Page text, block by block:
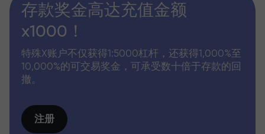
存款奖金高达充值金额
x1000！
特殊X账户不仅获得1:5000杠杆，还获得1,000%至
10,000%的可交易奖金，可承受数十倍于存款的回
撤。
注册